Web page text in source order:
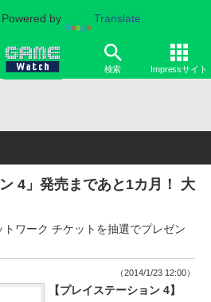
Powered by Translate
検索 Impressサイト
4」発売まであと1カ月！ 大
ワーク チケットを抽選でプレゼン
（2014/1/23 12:00）
【プレイステーション 4】